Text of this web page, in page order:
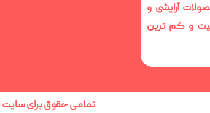
آرایشی و
و کم ترین
تمامی حقوق برای سایت